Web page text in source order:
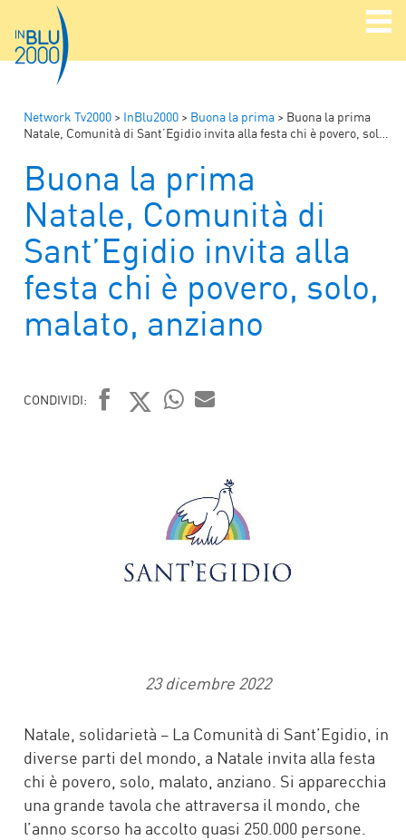
Network Tv2000 > InBlu2000 > Buona la prima > Buona la prima
Natale, Comunità di Sant’Egidio invita alla festa chi è povero, solo, malato, anziano
Buona la prima
Natale, Comunità di
Sant’Egidio invita alla
festa chi è povero, solo,
malato, anziano
CONDIVIDI:
23 dicembre 2022
Natale, solidarietà – La Comunità di Sant’Egidio, in
diverse parti del mondo, a Natale invita alla festa
chi è povero, solo, malato, anziano. Si apparecchia
una grande tavola che attraversa il mondo, che
l’anno scorso ha accolto quasi 250.000 persone.